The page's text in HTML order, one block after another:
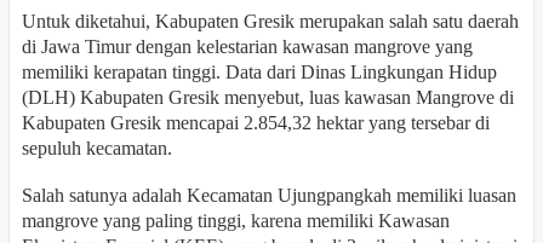
Untuk diketahui, Kabupaten Gresik merupakan salah satu daerah
di Jawa Timur dengan kelestarian kawasan mangrove yang
memiliki kerapatan tinggi. Data dari Dinas Lingkungan Hidup
(DLH) Kabupaten Gresik menyebut, luas kawasan Mangrove di
Kabupaten Gresik mencapai 2.854,32 hektar yang tersebar di
sepuluh kecamatan.
Salah satunya adalah Kecamatan Ujungpangkah memiliki luasan
mangrove yang paling tinggi, karena memiliki Kawasan